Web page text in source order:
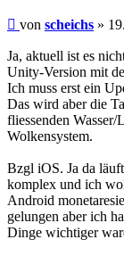
Beitrag
von scheichs »
Ja, aktuell ist es
Unity-Version mit
Ich muss erst ein
Das wird aber die
fliessenden
Wolkensystem.
Bzgl iOS. Ja da
komplex und ich
Android
gelungen aber ich
Dinge wichtiger